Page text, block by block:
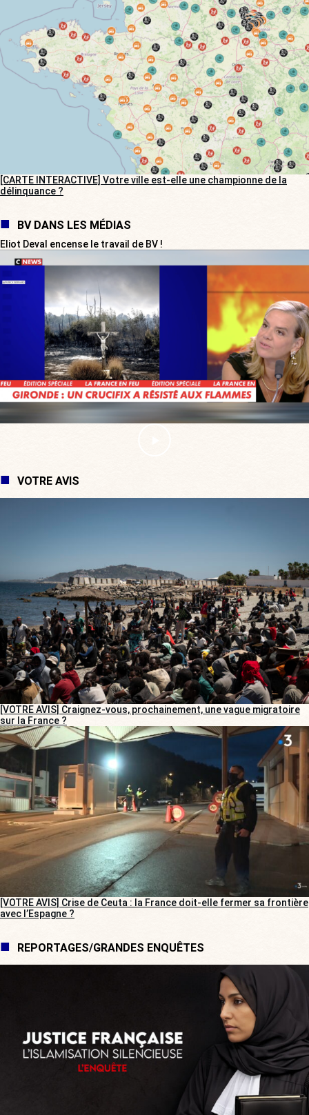
[CARTE INTERACTIVE] Votre ville est-elle une championne de la
délinquance ?
BV DANS LES MÉDIAS
Eliot Deval encense le travail de BV !
VOTRE AVIS
[VOTRE AVIS] Craignez-vous, prochainement, une vague migratoire
sur la France ?
[VOTRE AVIS] Crise de Ceuta : la France doit-elle fermer sa frontière
avec l’Espagne ?
REPORTAGES/GRANDES ENQUÊTES